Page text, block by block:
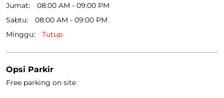
Jumat
08:00 AM - 09:00 PM
Sabtu
08:00 AM - 09:00 PM
Minggu
Tutup
Opsi Parkir
Free parking on site